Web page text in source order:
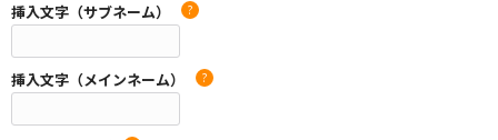
挿入文字（サブネーム） ?
挿入文字（メインネーム） ?